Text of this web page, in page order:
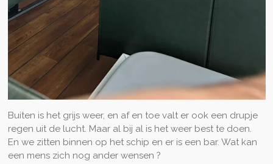
Buiten is het grijs weer, en af en toe valt er ook een drupje
regen uit de lucht. Maar al bij al is het weer best te doen.
En we zitten binnen op het schip en er is een bar. Wat kan
een mens zich nog ander wensen ?